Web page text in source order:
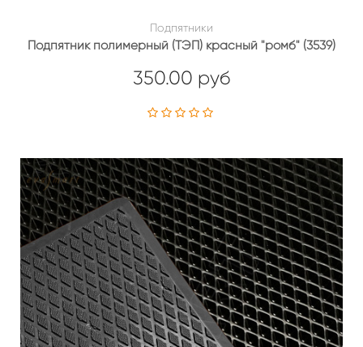
Подпятники
Подпятник полимерный (ТЭП) красный "ромб" (3539)
350.00 руб